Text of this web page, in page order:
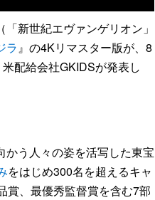
（「新世紀エヴァンゲリオン」
ラ』の4Kリマスター版が、8
配給会社GKIDSが発表し
う人々の姿を活写した東宝
をはじめ300名を超えるキャ
賞、最優秀監督賞を含む7部